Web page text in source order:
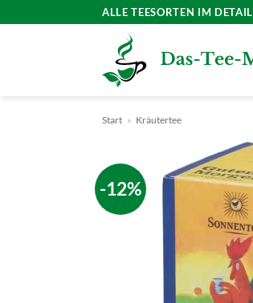
ALLE TEESORTEN IM DETAIL
Start » Kräutertee
-12%